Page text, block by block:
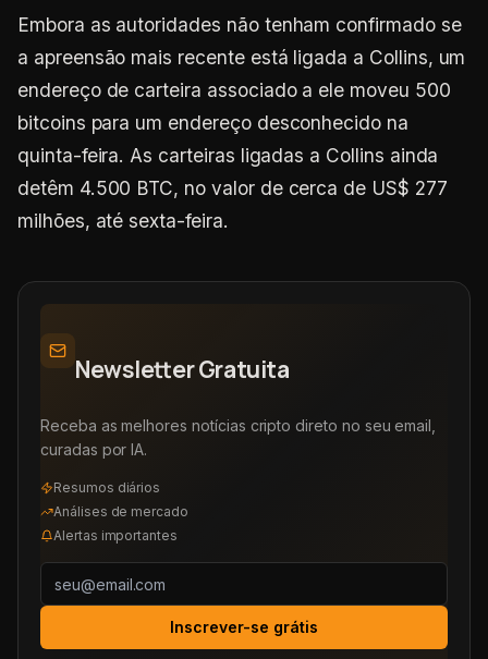
Embora as autoridades não tenham confirmado se
a apreensão mais recente está ligada a Collins, um
endereço de carteira associado a ele moveu 500
bitcoins para um endereço desconhecido na
quinta-feira. As carteiras ligadas a Collins ainda
detêm 4.500 BTC, no valor de cerca de US$ 277
milhões, até sexta-feira.
Newsletter Gratuita
Receba as melhores notícias cripto direto no seu email,
curadas por IA.
Resumos diários
Análises de mercado
Alertas importantes
Inscrever-se grátis